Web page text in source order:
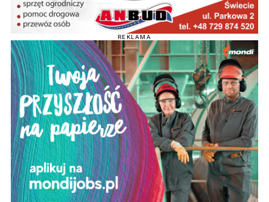
REKLAMA